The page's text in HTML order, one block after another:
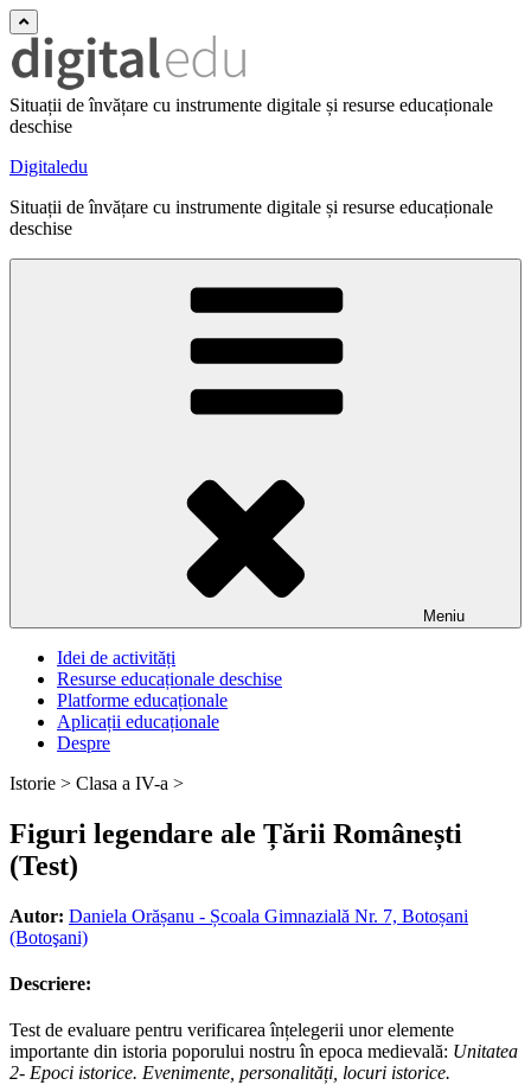
Situații de învățare cu instrumente digitale și resurse educaționale
deschise
Digitaledu
Situații de învățare cu instrumente digitale și resurse educaționale
deschise
Meniu
Idei de activități
Resurse educaționale deschise
Platforme educaționale
Aplicații educaționale
Despre
Istorie > Clasa a IV-a >
Figuri legendare ale Țării Românești
(Test)
Autor: Daniela Orășanu - Școala Gimnazială Nr. 7, Botoșani
(Botoşani)
Descriere:
Test de evaluare pentru verificarea înțelegerii unor elemente
importante din istoria poporului nostru în epoca medievală: Unitatea
2- Epoci istorice. Evenimente, personalități, locuri istorice.